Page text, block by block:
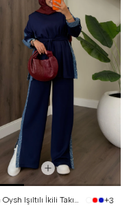
Parla Oysh Işıltılı İkili Takım Lacivert
+3